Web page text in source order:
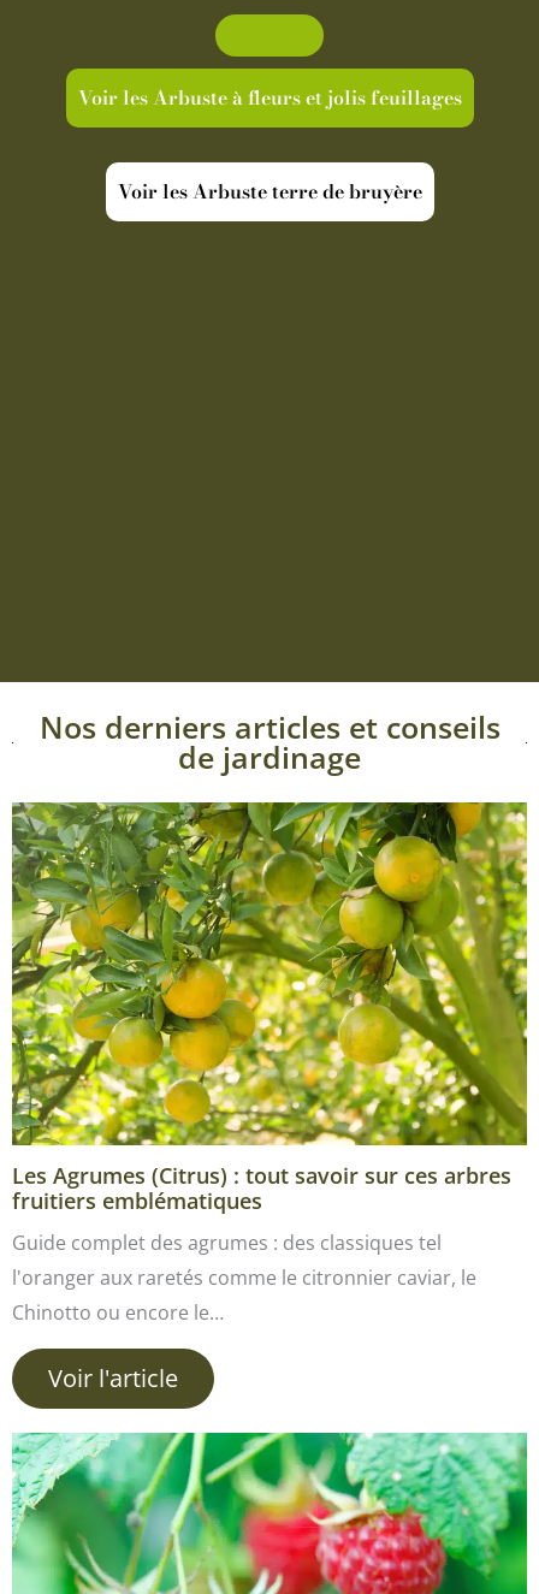
Voir les Arbuste à fleurs et jolis feuillages
Voir les Arbuste terre de bruyère
Nos derniers articles et conseils
de jardinage
Les Agrumes (Citrus) : tout savoir sur ces arbres
fruitiers emblématiques
Guide complet des agrumes : des classiques tel
l'oranger aux raretés comme le citronnier caviar, le
Chinotto ou encore le…
Voir l'article